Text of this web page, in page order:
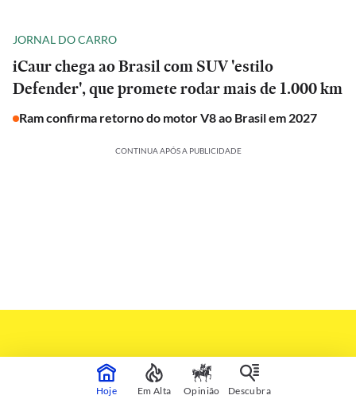
JORNAL DO CARRO
iCaur chega ao Brasil com SUV 'estilo
Defender', que promete rodar mais de 1.000 km
Ram confirma retorno do motor V8 ao Brasil em 2027
CONTINUA APÓS A PUBLICIDADE
Hoje Em Alta Opinião Descubra